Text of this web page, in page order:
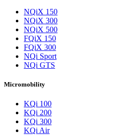
NQiX 150
NQiX 300
NQiX 500
FQiX 150
FQiX 300
NQi Sport
NQi GTS
Micromobility
KQi 100
KQi 200
KQi 300
KQi Air